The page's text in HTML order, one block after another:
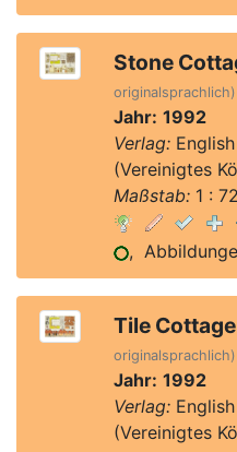
Stone
originalsprachlich)
Jahr: 1992
Verlag:English
(Vereinigtes
Maßstab:1 : 72
,
Tile Cottage
originalsprachlich)
Jahr: 1992
Verlag:English
(Vereinigtes